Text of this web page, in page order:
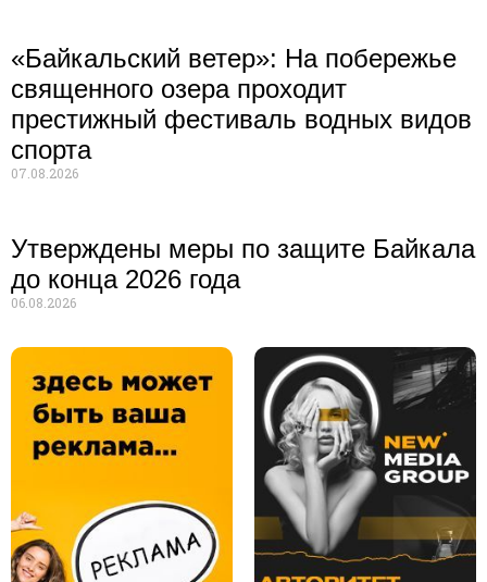
«Байкальский ветер»: На побережье
священного озера проходит
престижный фестиваль водных видов
спорта
07.08.2026
Утверждены меры по защите Байкала
до конца 2026 года
06.08.2026